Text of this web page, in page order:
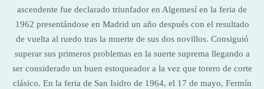
ascendente fue declarado triunfador en Algemesí en la feria de
1962 presentándose en Madrid un año después con el resultado
de vuelta al ruedo tras la muerte de sus dos novillos. Consiguió
superar sus primeros problemas en la suerte suprema llegando a
ser considerado un buen estoqueador a la vez que torero de corte
clásico. En la feria de San Isidro de 1964, el 17 de mayo, Fermín